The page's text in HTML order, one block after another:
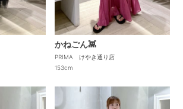
かねごん👾
PRIMA けやき通り店
153cm